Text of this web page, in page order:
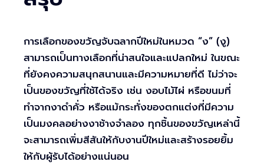
การเลือกของขวัญจับฉลากปีใหม่ในหมวด “ง” (งู)
สามารถเป็นทางเลือกที่น่าสนใจและแปลกใหม่ ในขณะ
ที่ยังคงความสนุกสนานและมีความหมายที่ดี ไม่ว่าจะ
เป็นของขวัญที่ใช้ได้จริง เช่น งอบไม้ไผ่ หรือขนมที่
ทำจากงาดำคั่ว หรือแม้กระทั่งของตกแต่งที่มีความ
เป็นมงคลอย่างงาช้างจำลอง ทุกชิ้นของขวัญเหล่านี้
จะสามารถเพิ่มสีสันให้กับงานปีใหม่และสร้างรอยยิ้ม
ให้กับผู้รับได้อย่างแน่นอน